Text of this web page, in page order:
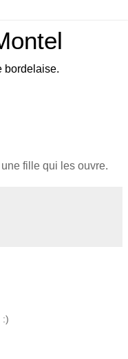
bordelaise.
fille qui les ouvre.
:)